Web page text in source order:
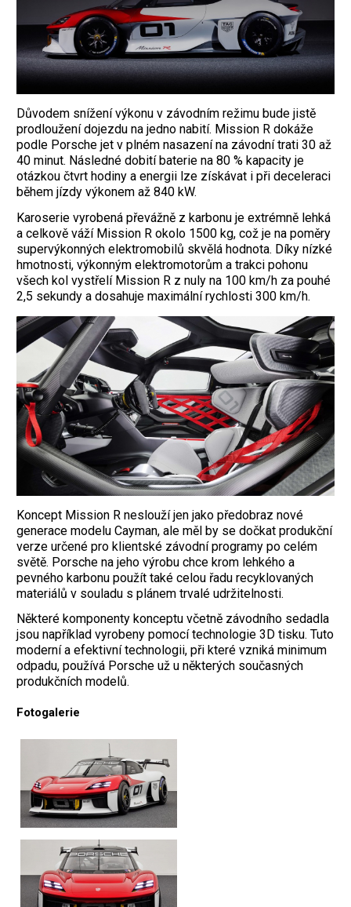
Důvodem snížení výkonu v závodním režimu bude jistě
prodloužení dojezdu na jedno nabití. Mission R dokáže
podle Porsche jet v plném nasazení na závodní trati 30 až
40 minut. Následné dobití baterie na 80 % kapacity je
otázkou čtvrt hodiny a energii lze získávat i při deceleraci
během jízdy výkonem až 840 kW.
Karoserie vyrobená převážně z karbonu je extrémně lehká
a celkově váží Mission R okolo 1500 kg, což je na poměry
supervýkonných elektromobilů skvělá hodnota. Díky nízké
hmotnosti, výkonným elektromotorům a trakci pohonu
všech kol vystřelí Mission R z nuly na 100 km/h za pouhé
2,5 sekundy a dosahuje maximální rychlosti 300 km/h.
Koncept Mission R neslouží jen jako předobraz nové
generace modelu Cayman, ale měl by se dočkat produkční
verze určené pro klientské závodní programy po celém
světě. Porsche na jeho výrobu chce krom lehkého a
pevného karbonu použít také celou řadu recyklovaných
materiálů v souladu s plánem trvalé udržitelnosti.
Některé komponenty konceptu včetně závodního sedadla
jsou například vyrobeny pomocí technologie 3D tisku. Tuto
moderní a efektivní technologii, při které vzniká minimum
odpadu, používá Porsche už u některých současných
produkčních modelů.
Fotogalerie